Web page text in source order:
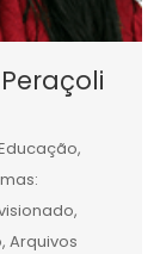
Arquivos